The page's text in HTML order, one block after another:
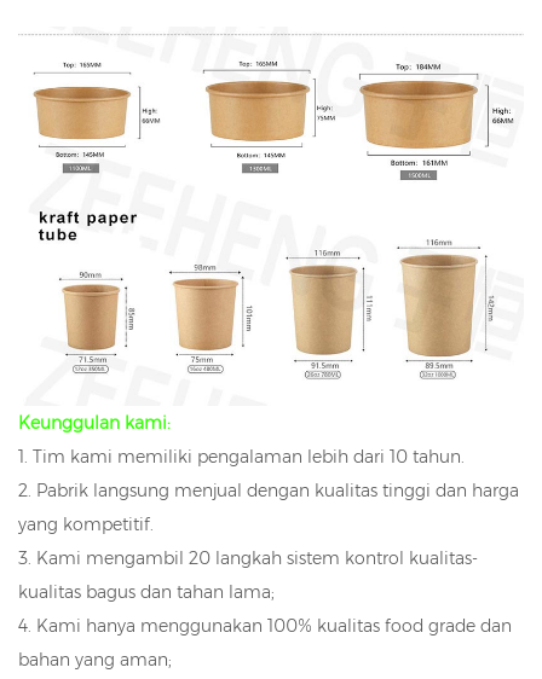
Keunggulan kami:
1. Tim kami memiliki pengalaman lebih dari 10 tahun.
2. Pabrik langsung menjual dengan kualitas tinggi dan harga
yang kompetitif.
3. Kami mengambil 20 langkah sistem kontrol kualitas-
kualitas bagus dan tahan lama;
4. Kami hanya menggunakan 100% kualitas food grade dan
bahan yang aman;